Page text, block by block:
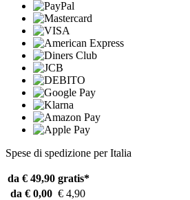
Spese di spedizione per Italia
da € 49,90 gratis*
da € 0,00 € 4,90